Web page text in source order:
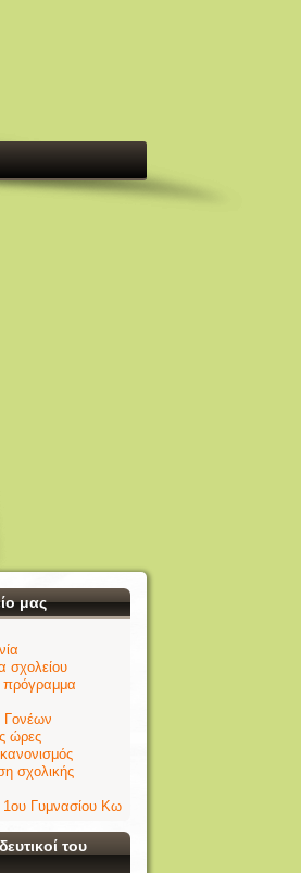
μας
σχολείου
πρόγραμμα
Γονέων
ώρες
σχολικής
1ου Γυμνασίου Κω
του